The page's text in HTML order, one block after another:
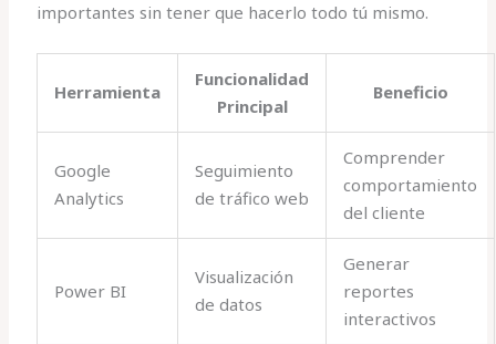
importantes sin tener que hacerlo todo tú mismo.
Herramienta
Funcionalidad
Principal
Beneficio
Google
Analytics
Seguimiento
de tráfico web
Comprender
comportamiento
del cliente
Power BI
Visualización
de datos
Generar
reportes
interactivos